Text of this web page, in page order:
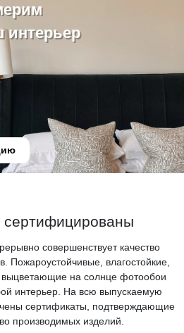
интерьер
сертифицированы
совершенствует качество
Пожароустойчивые, влагостойкие,
выцветающие на солнце фотообои
интерьер. На всю выпускаемую
сертификаты, подтверждающие
производимых изделий.